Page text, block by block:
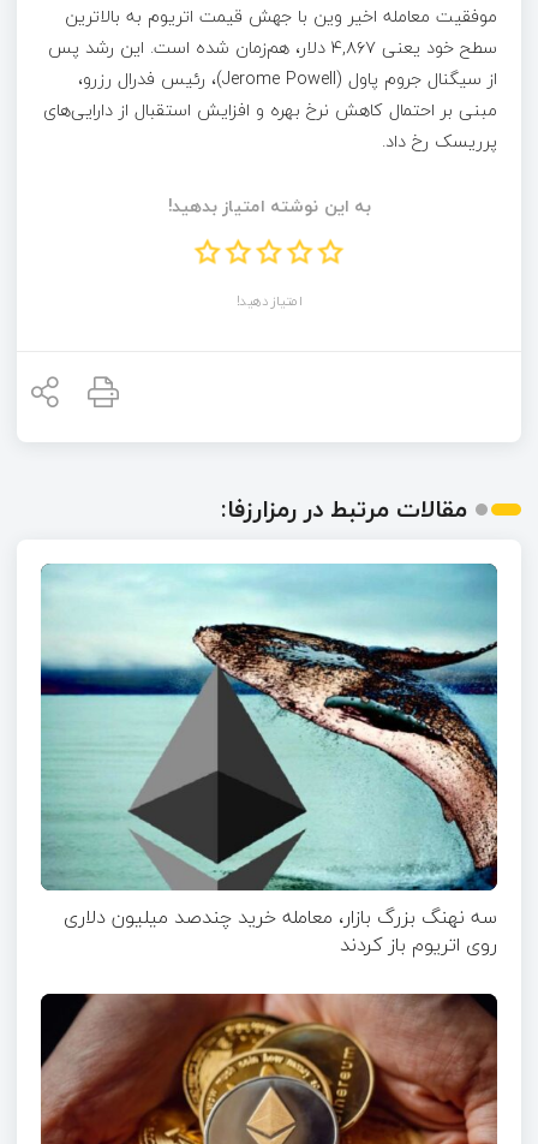
موفقیت معامله اخیر وین با جهش قیمت اتریوم به بالاترین
سطح خود یعنی ۴,۸۶۷ دلار، هم‌زمان شده است. این رشد پس
از سیگنال جروم پاول (Jerome Powell)، رئیس فدرال رزرو،
مبنی بر احتمال کاهش نرخ بهره و افزایش استقبال از دارایی‌های
پرریسک رخ داد.
به این نوشته امتیاز بدهید!
امتیاز دهید!
مقالات مرتبط در رمزارزفا:
سه نهنگ بزرگ بازار، معامله خرید چندصد میلیون دلاری
روی اتریوم باز کردند